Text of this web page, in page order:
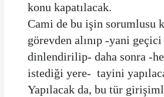
konu kapatılacak.
Cami de bu işin sorumlusu
görevden alınıp -yani
dinlendirilip- daha sonra -
istediği yere- tayini
Yapılacak da, bu tür